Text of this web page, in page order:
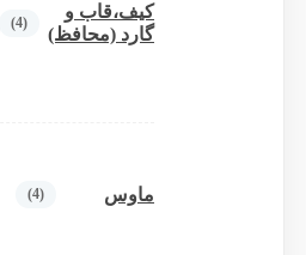
کیف،قاب و
گارد (محافظ)
(4)
ماوس (4)